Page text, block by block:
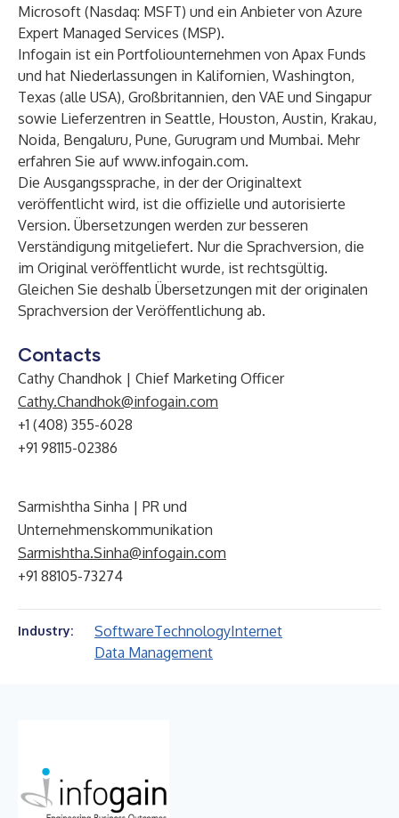
Microsoft (Nasdaq: MSFT) und ein Anbieter von Azure
Expert Managed Services (MSP).
Infogain ist ein Portfoliounternehmen von Apax Funds
und hat Niederlassungen in Kalifornien, Washington,
Texas (alle USA), Großbritannien, den VAE und Singapur
sowie Lieferzentren in Seattle, Houston, Austin, Krakau,
Noida, Bengaluru, Pune, Gurugram und Mumbai. Mehr
erfahren Sie auf www.infogain.com.
Die Ausgangssprache, in der der Originaltext
veröffentlicht wird, ist die offizielle und autorisierte
Version. Übersetzungen werden zur besseren
Verständigung mitgeliefert. Nur die Sprachversion, die
im Original veröffentlicht wurde, ist rechtsgültig.
Gleichen Sie deshalb Übersetzungen mit der originalen
Sprachversion der Veröffentlichung ab.
Contacts
Cathy Chandhok | Chief Marketing Officer
Cathy.Chandhok@infogain.com
+1 (408) 355-6028
+91 98115-02386
Sarmishtha Sinha | PR und
Unternehmenskommunikation
Sarmishtha.Sinha@infogain.com
+91 88105-73274
Industry: SoftwareTechnologyInternet
Data Management